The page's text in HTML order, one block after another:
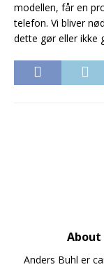
modellen, får en
telefon. Vi bliver
dette gør eller ikke
About
Anders Buhl er